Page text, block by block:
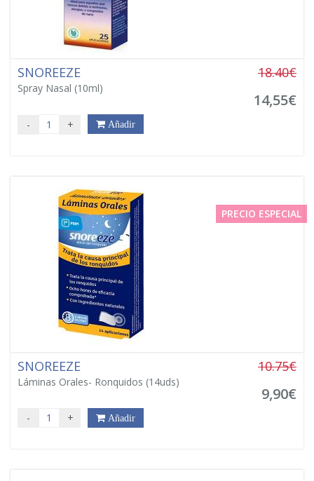
SNOREEZE
Spray Nasal (10ml)
18.40€
14,55€
- + Añadir
PRECIO ESPECIAL
SNOREEZE
Láminas Orales- Ronquidos (14uds)
10.75€
9,90€
- + Añadir